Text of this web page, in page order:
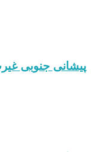
پیشانی جنوبی